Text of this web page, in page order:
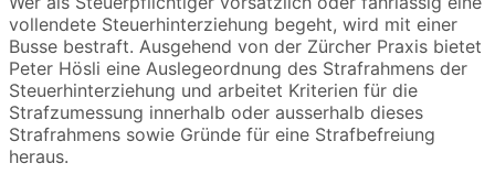
vollendete Steuerhinterziehung begeht, wird mit einer
Busse bestraft. Ausgehend von der Zürcher Praxis bietet
Peter Hösli eine Auslegeordnung des Strafrahmens der
Steuerhinterziehung und arbeitet Kriterien für die
Strafzumessung innerhalb oder ausserhalb dieses
Strafrahmens sowie Gründe für eine Strafbefreiung
heraus.